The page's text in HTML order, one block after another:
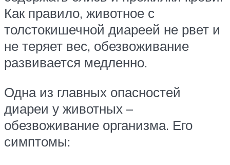
Как правило, животное с
толстокишечной диареей не рвет и
не теряет вес, обезвоживание
развивается медленно.
Одна из главных опасностей
диареи у животных –
обезвоживание организма. Его
симптомы: